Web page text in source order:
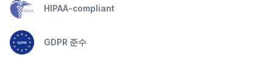
HIPAA-compliant
GDPR 준수